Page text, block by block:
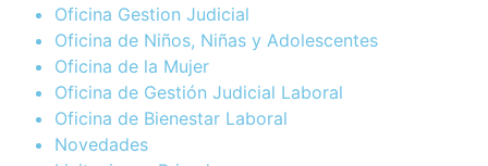
Oficina Gestion Judicial
Oficina de Niños, Niñas y Adolescentes
Oficina de la Mujer
Oficina de Gestión Judicial Laboral
Oficina de Bienestar Laboral
Novedades